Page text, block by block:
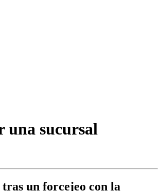
una sucursal
un forcejeo con la